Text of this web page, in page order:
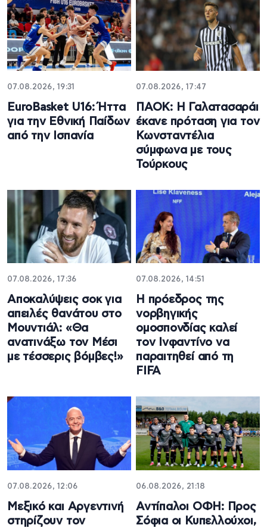
07.08.2026, 19:31
EuroBasket U16: Ήττα
για την Εθνική Παίδων
από την Ισπανία
07.08.2026, 17:47
ΠΑΟΚ: Η Γαλατασαράι
έκανε πρόταση για τον
Κωνσταντέλια
σύμφωνα με τους
Τούρκους
07.08.2026, 17:36
Aποκαλύψεις σοκ για
απειλές θανάτου στο
Μουντιάλ: «Θα
ανατινάξω τον Μέσι
με τέσσερις βόμβες!»
07.08.2026, 14:51
Η πρόεδρος της
νορβηγικής
ομοσπονδίας καλεί
τον Ινφαντίνο να
παραιτηθεί από τη
FIFA
07.08.2026, 12:06
Μεξικό και Αργεντινή
στηρίζουν τον
06.08.2026, 21:18
Αντίπαλοι ΟΦΗ: Προς
Σόφια οι Κυπελλούχοι,